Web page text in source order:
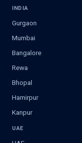
INDIA
Gurgaon
Mumbai
Bangalore
Rewa
Bhopal
Hamirpur
Kanpur
UAE